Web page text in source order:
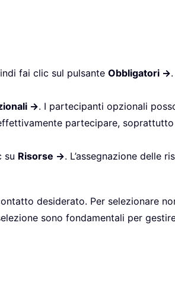
fai clic sul pulsante Obbligatori ->
->. I partecipanti opzionali
partecipare,
su Risorse ->. L’assegnazione delle
desiderato. Per selezionare
sono fondamentali per